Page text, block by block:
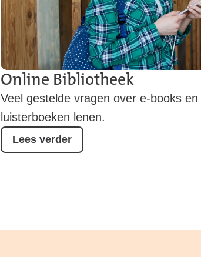
Lees verder
Online Bibliotheek
Veel gestelde vragen over e-books en
luisterboeken lenen.